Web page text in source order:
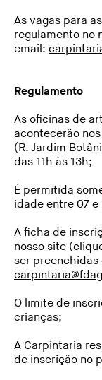
As vagas para
regulamento no
email:
Regulamento
As oficinas de
acontecerão
(R. Jardim
das 11h às 13h;
É permitida
idade entre 07 e
A ficha de
nosso site
ser preenchidas
O limite de
crianças;
A Carpintaria
de inscrição no